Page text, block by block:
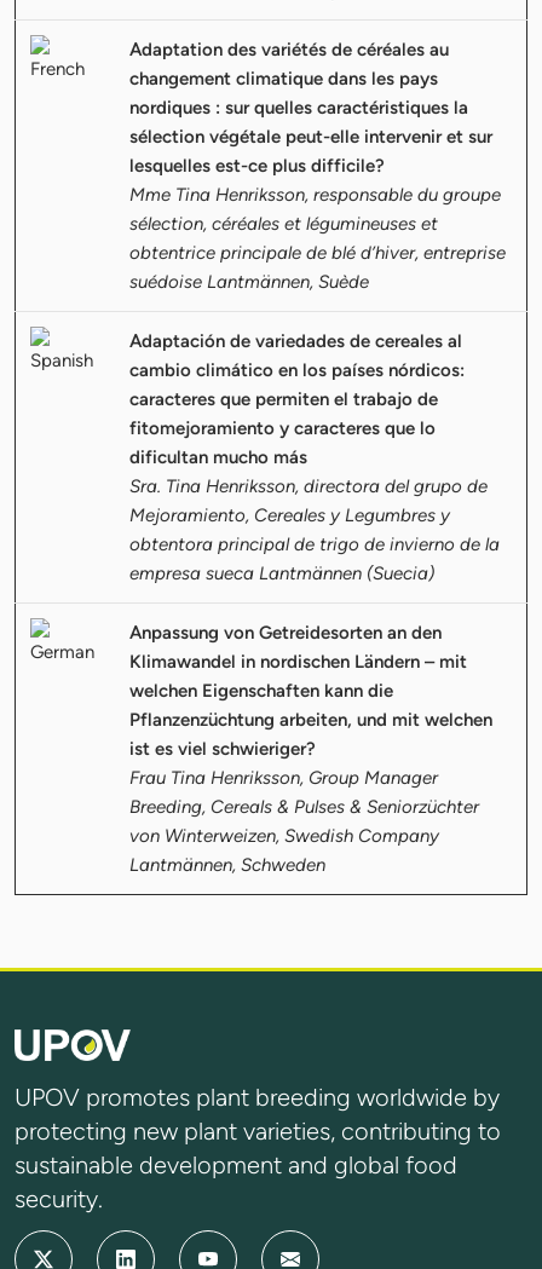
Adaptation des variétés de céréales au
changement climatique dans les pays
nordiques : sur quelles caractéristiques la
sélection végétale peut-elle intervenir et sur
lesquelles est-ce plus difficile?
Mme Tina Henriksson, responsable du groupe
sélection, céréales et légumineuses et
obtentrice principale de blé d’hiver, entreprise
suédoise Lantmännen, Suède
Adaptación de variedades de cereales al
cambio climático en los países nórdicos:
caracteres que permiten el trabajo de
fitomejoramiento y caracteres que lo
dificultan mucho más
Sra. Tina Henriksson, directora del grupo de
Mejoramiento, Cereales y Legumbres y
obtentora principal de trigo de invierno de la
empresa sueca Lantmännen (Suecia)
Anpassung von Getreidesorten an den
Klimawandel in nordischen Ländern – mit
welchen Eigenschaften kann die
Pflanzenzüchtung arbeiten, und mit welchen
ist es viel schwieriger?
Frau Tina Henriksson, Group Manager
Breeding, Cereals & Pulses & Seniorzüchter
von Winterweizen, Swedish Company
Lantmännen, Schweden
UPOV promotes plant breeding worldwide by
protecting new plant varieties, contributing to
sustainable development and global food
security.